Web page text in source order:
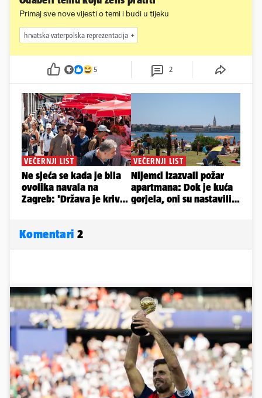
Primaj sve nove vijesti o temi i budi u tijeku
hrvatska vaterpolska reprezentacija
5 2
Komentari 2